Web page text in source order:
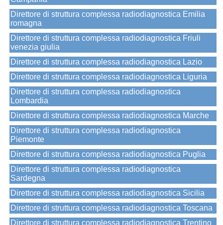
Direttore di struttura complessa radiodiagnostica Emilia
romagna
Direttore di struttura complessa radiodiagnostica Friuli
venezia giulia
Direttore di struttura complessa radiodiagnostica Lazio
Direttore di struttura complessa radiodiagnostica Liguria
Direttore di struttura complessa radiodiagnostica
Lombardia
Direttore di struttura complessa radiodiagnostica Marche
Direttore di struttura complessa radiodiagnostica
Piemonte
Direttore di struttura complessa radiodiagnostica Puglia
Direttore di struttura complessa radiodiagnostica
Sardegna
Direttore di struttura complessa radiodiagnostica Sicilia
Direttore di struttura complessa radiodiagnostica Toscana
Direttore di struttura complessa radiodiagnostica Trentino